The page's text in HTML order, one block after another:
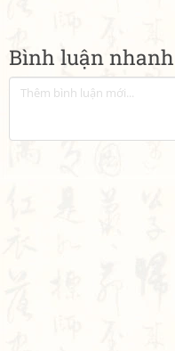
Bình luận nhanh